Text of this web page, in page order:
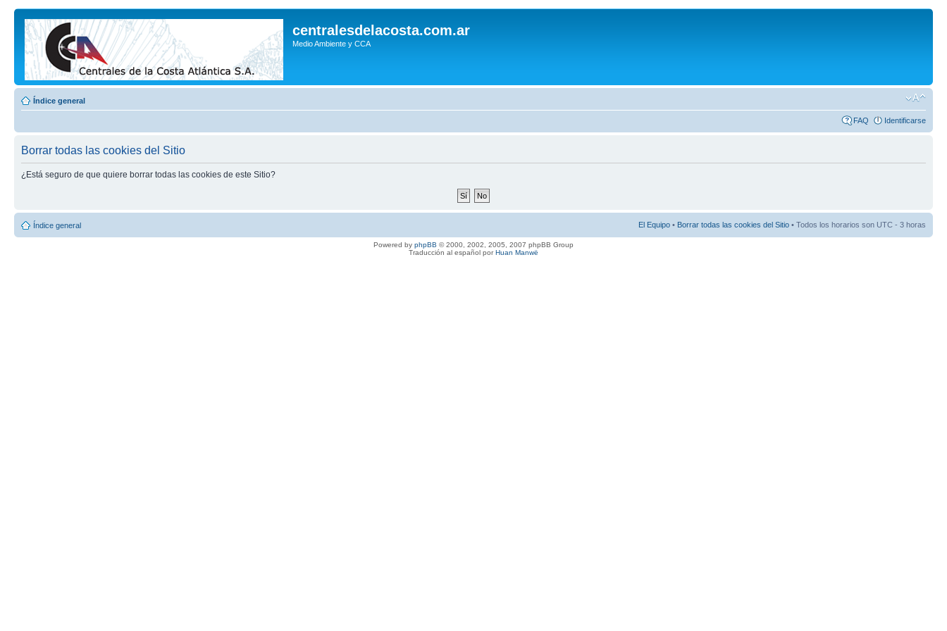
centralesdelacosta.com.ar
Medio Ambiente y CCA
Índice general
FAQ Identificarse
Borrar todas las cookies del Sitio
¿Está seguro de que quiere borrar todas las cookies de este Sitio?
Índice general El Equipo • Borrar todas las cookies del Sitio • Todos los horarios son UTC - 3 horas
Powered by phpBB © 2000, 2002, 2005, 2007 phpBB Group
Traducción al español porHuan Manwë